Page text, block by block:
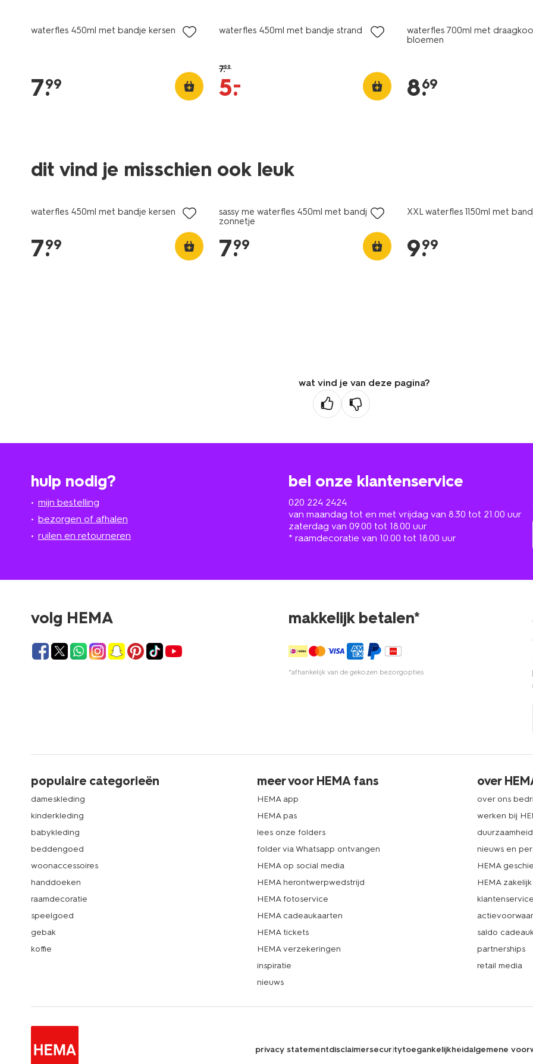
waterfles 450ml met bandje kersen
7.
99
waterfles 450ml met bandje strand
7.99
5.
–
waterfles 700ml met
bloemen
8.
69
dit vind je misschien ook leuk
waterfles 450ml met bandje kersen
7.
99
sassy me waterfles 450ml met bandje
zonnetje
7.
99
XXL waterfles 1150ml met
9.
99
wat vind je van deze pagina?
hulp nodig?
mijn bestelling
bezorgen of afhalen
ruilen en retourneren
bel onze klantenservice
020 224 2424
van maandag tot en met vrijdag van 8.30 tot 21.00 uur
zaterdag van 09.00 tot 18.00 uur
* raamdecoratie van 10.00 tot 18.00 uur
volg HEMA makkelijk betalen*
*afhankelijk van de gekozen bezorgopties
populaire categorieën
dameskleding
kinderkleding
babykleding
beddengoed
woonaccessoires
handdoeken
raamdecoratie
speelgoed
gebak
koffie
meer voor HEMA fans
HEMA app
HEMA pas
lees onze folders
folder via Whatsapp ontvangen
HEMA op social media
HEMA herontwerpwedstrijd
HEMA fotoservice
HEMA cadeaukaarten
HEMA tickets
HEMA verzekeringen
inspiratie
nieuws
over
over ons
werken bij
duurzaamheid
nieuws en
HEMA
HEMA zakelijk
klantenservice
saldo
partnerships
retail media
privacy statementdisclaimersecuritytoegankelijkheidalgemene